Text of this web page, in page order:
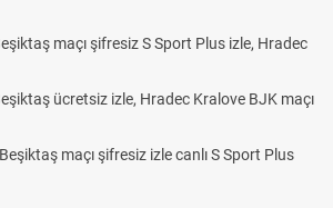
maçı şifresiz S Sport Plus izle, Hradec
ücretsiz izle, Hradec Kralove BJK maçı
maçı şifresiz izle canlı S Sport Plus